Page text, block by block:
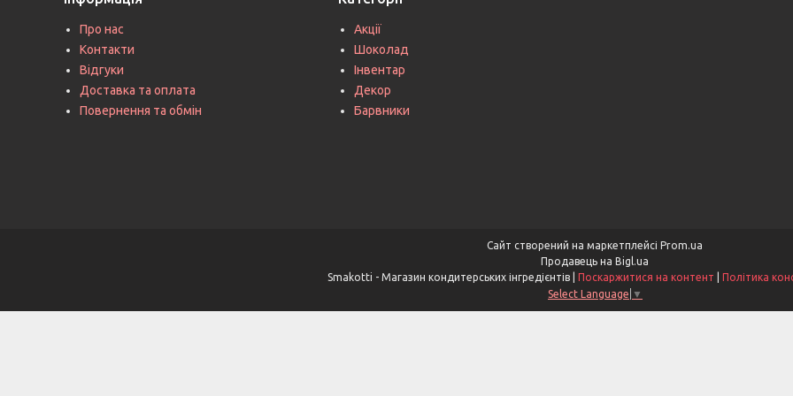
Про нас
Контакти
Відгуки
Доставка та оплата
Повернення та обмін
Акції
Шоколад
Інвентар
Декор
Барвники
Сайт створений на маркетплейсі Prom.ua
Продавець на Bigl.ua
Поскаржитися на контент
Політика
Select Language ▼